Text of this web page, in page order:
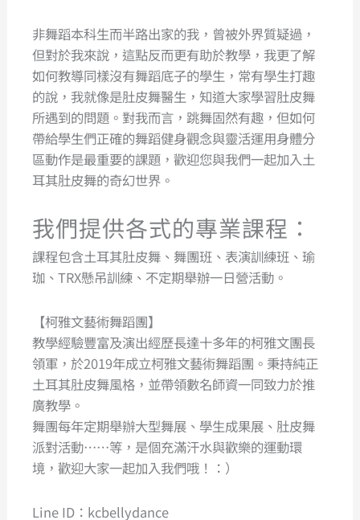
非舞蹈本科生而半路出家的我，曾被外界質疑過，
但對於我來說，這點反而更有助於教學，我更了解
如何教導同樣沒有舞蹈底子的學生，常有學生打趣
的說，我就像是肚皮舞醫生，知道大家學習肚皮舞
所遇到的問題。對我而言，跳舞固然有趣，但如何
帶給學生們正確的舞蹈健身觀念與靈活運用身體分
區動作是最重要的課題，歡迎您與我們一起加入土
耳其肚皮舞的奇幻世界。
我們提供各式的專業課程：
課程包含土耳其肚皮舞、舞團班、表演訓練班、瑜
珈、TRX懸吊訓練、不定期舉辦一日營活動。
【柯雅文藝術舞蹈團】
教學經驗豐富及演出經歷長達十多年的柯雅文團長
領軍，於2019年成立柯雅文藝術舞蹈團。秉持純正
土耳其肚皮舞風格，並帶領數名師資一同致力於推
廣教學。
舞團每年定期舉辦大型舞展、學生成果展、肚皮舞
派對活動……等，是個充滿汗水與歡樂的運動環
境，歡迎大家一起加入我們哦！：）
Line ID：kcbellydance